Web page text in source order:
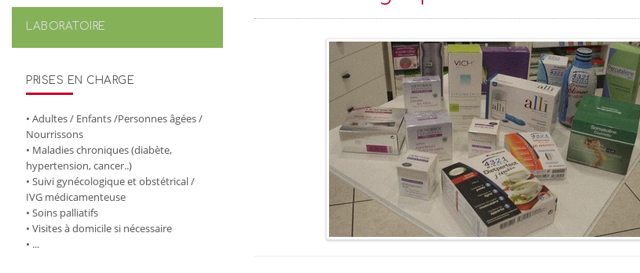
LABORATOIRE
PRISES EN CHARGE
• Adultes / Enfants /Personnes âgées /
Nourrissons
• Maladies chroniques (diabète,
hypertension, cancer..)
• Suivi gynécologique et obstétrical /
IVG médicamenteuse
• Soins palliatifs
• Visites à domicile si nécessaire
• ...